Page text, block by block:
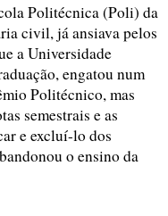
Politécnica (Poli) da
civil, já ansiava pelos
a Universidade
engatou num
Politécnico, mas
semestrais e as
e excluí-lo dos
o ensino da